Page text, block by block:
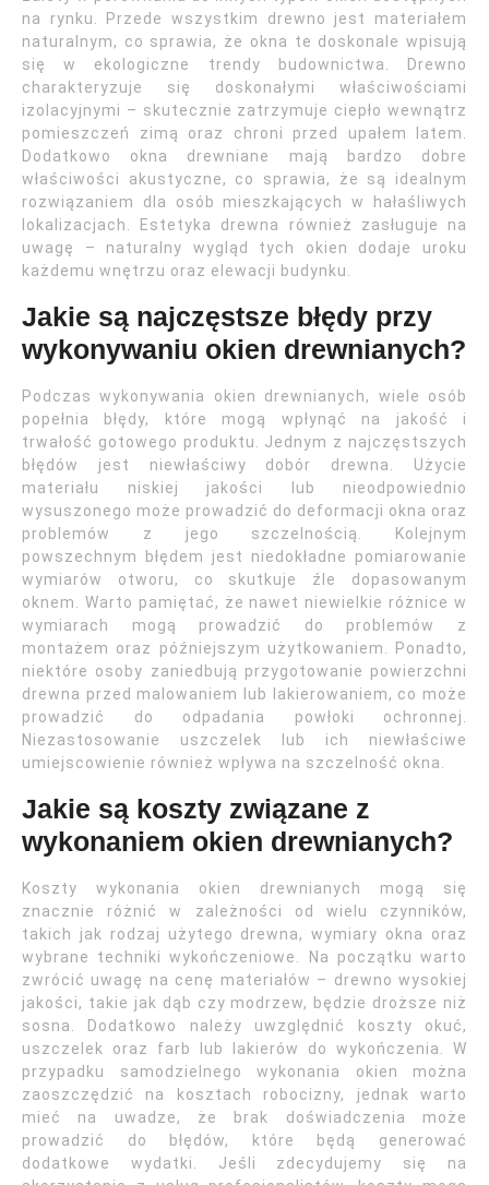
na rynku. Przede wszystkim drewno jest materiałem
naturalnym, co sprawia, że okna te doskonale wpisują
się w ekologiczne trendy budownictwa. Drewno
charakteryzuje się doskonałymi właściwościami
izolacyjnymi – skutecznie zatrzymuje ciepło wewnątrz
pomieszczeń zimą oraz chroni przed upałem latem.
Dodatkowo okna drewniane mają bardzo dobre
właściwości akustyczne, co sprawia, że są idealnym
rozwiązaniem dla osób mieszkających w hałaśliwych
lokalizacjach. Estetyka drewna również zasługuje na
uwagę – naturalny wygląd tych okien dodaje uroku
każdemu wnętrzu oraz elewacji budynku.
Jakie są najczęstsze błędy przy
wykonywaniu okien drewnianych?
Podczas wykonywania okien drewnianych, wiele osób
popełnia błędy, które mogą wpłynąć na jakość i
trwałość gotowego produktu. Jednym z najczęstszych
błędów jest niewłaściwy dobór drewna. Użycie
materiału niskiej jakości lub nieodpowiednio
wysuszonego może prowadzić do deformacji okna oraz
problemów z jego szczelnością. Kolejnym
powszechnym błędem jest niedokładne pomiarowanie
wymiarów otworu, co skutkuje źle dopasowanym
oknem. Warto pamiętać, że nawet niewielkie różnice w
wymiarach mogą prowadzić do problemów z
montażem oraz późniejszym użytkowaniem. Ponadto,
niektóre osoby zaniedbują przygotowanie powierzchni
drewna przed malowaniem lub lakierowaniem, co może
prowadzić do odpadania powłoki ochronnej.
Niezastosowanie uszczelek lub ich niewłaściwe
umiejscowienie również wpływa na szczelność okna.
Jakie są koszty związane z
wykonaniem okien drewnianych?
Koszty wykonania okien drewnianych mogą się
znacznie różnić w zależności od wielu czynników,
takich jak rodzaj użytego drewna, wymiary okna oraz
wybrane techniki wykończeniowe. Na początku warto
zwrócić uwagę na cenę materiałów – drewno wysokiej
jakości, takie jak dąb czy modrzew, będzie droższe niż
sosna. Dodatkowo należy uwzględnić koszty okuć,
uszczelek oraz farb lub lakierów do wykończenia. W
przypadku samodzielnego wykonania okien można
zaoszczędzić na kosztach robocizny, jednak warto
mieć na uwadze, że brak doświadczenia może
prowadzić do błędów, które będą generować
dodatkowe wydatki. Jeśli zdecydujemy się na